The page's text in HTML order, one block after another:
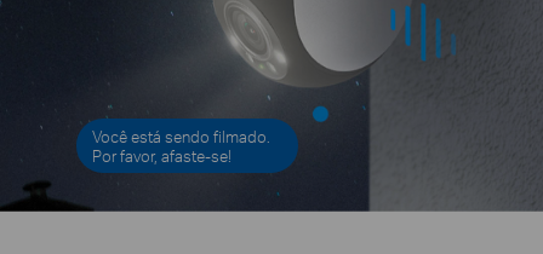
Você está sendo filmado.
Por favor, afaste-se!